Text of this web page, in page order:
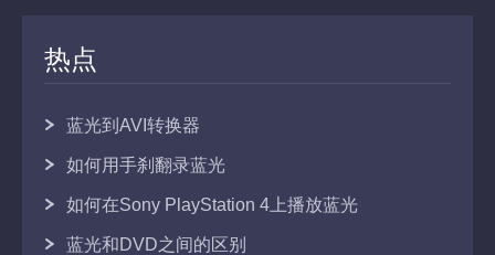
热点
蓝光到AVI转换器
如何用手刹翻录蓝光
如何在Sony PlayStation 4上播放蓝光
蓝光和DVD之间的区别